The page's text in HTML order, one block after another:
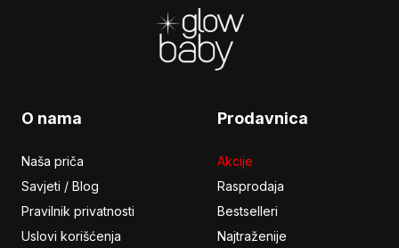
O nama
Naša priča
Savjeti / Blog
Pravilnik privatnosti
Uslovi korišćenja
Prodavnica
Akcije
Rasprodaja
Bestselleri
Najtraženije